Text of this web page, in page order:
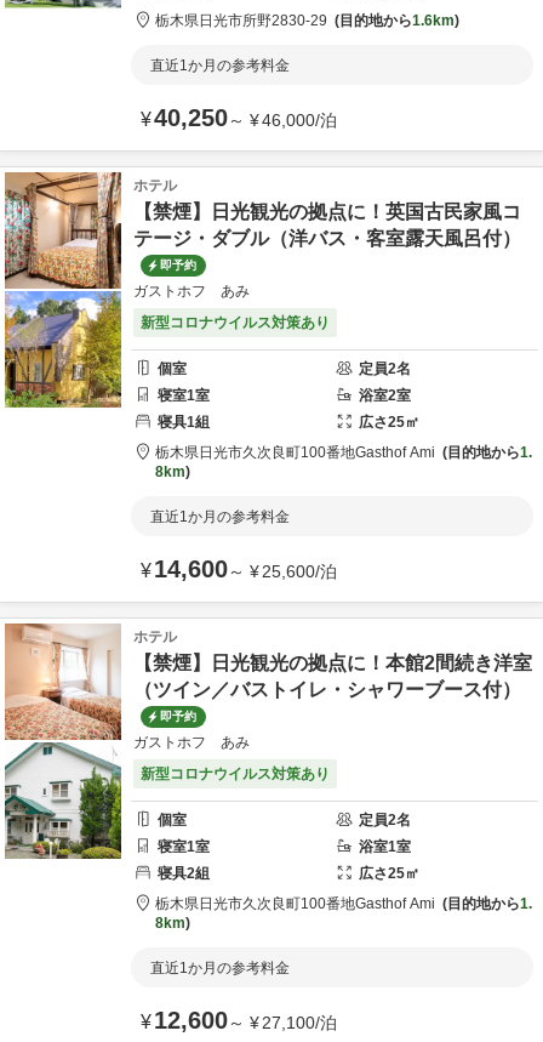
栃木県日光市所野2830-29 目的地から1.6km
直近1か月の参考料金
¥40,250～ ¥46,000/泊
ホテル
【禁煙】日光観光の拠点に！英国古民家風コ
テージ・ダブル（洋バス・客室露天風呂付）
即予約
ガストホフ あみ
新型コロナウイルス対策あり
個室 定員2名
寝室1室 浴室2室
寝具1組 広さ25㎡
栃木県日光市久次良町100番地Gasthof Ami 目的地から1.
8km
直近1か月の参考料金
¥14,600～ ¥25,600/泊
ホテル
【禁煙】日光観光の拠点に！本館2間続き洋室
（ツイン／バストイレ・シャワーブース付）
即予約
ガストホフ あみ
新型コロナウイルス対策あり
個室 定員2名
寝室1室 浴室1室
寝具2組 広さ25㎡
栃木県日光市久次良町100番地Gasthof Ami 目的地から1.
8km
直近1か月の参考料金
¥12,600～ ¥27,100/泊